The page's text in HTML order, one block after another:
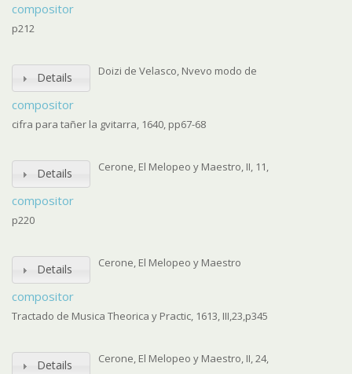
compositor
p212
Details
compositor
Doizi de Velasco, Nvevo modo de
cifra para tañer la gvitarra, 1640, pp67-68
Details
compositor
Cerone, El Melopeo y Maestro, II, 11,
p220
Details
compositor
Cerone, El Melopeo y Maestro
Tractado de Musica Theorica y Practic, 1613, III,23,p345
Details Cerone, El Melopeo y Maestro, II, 24,